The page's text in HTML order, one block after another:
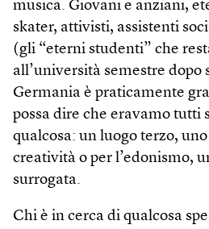
musica. Giovani e anziani,
skater, attivisti, assistenti
(gli “eterni studenti” che
all’università semestre dopo
Germania è praticamente
possa dire che eravamo tutti
qualcosa: un luogo terzo,
creatività o per l’edonismo,
surrogata.
Chi è in cerca di qualcosa